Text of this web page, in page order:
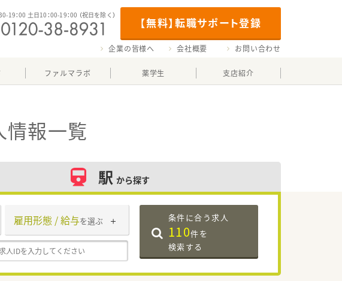
【無料】転職サポート登録
19：00 土日10：00-19：00 （祝日を除く）
企業の皆様へ 会社概要 お問い合わせ
ファルマラボ 薬学生 支店紹介
情報一覧
駅 から探す
雇用形態 / 給与を選ぶ 条件に合う求人
110件を
検索する